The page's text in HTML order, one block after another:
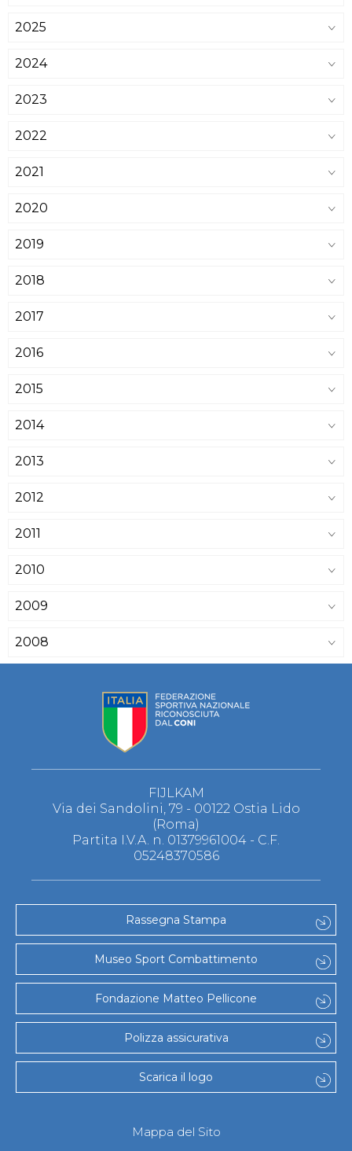
2025
2024
2023
2022
2021
2020
2019
2018
2017
2016
2015
2014
2013
2012
2011
2010
2009
2008
FIJLKAM
Via dei Sandolini, 79 - 00122 Ostia Lido
(Roma)
Partita I.V.A. n. 01379961004 - C.F.
05248370586
Rassegna Stampa
Museo Sport Combattimento
Fondazione Matteo Pellicone
Polizza assicurativa
Scarica il logo
Mappa del Sito